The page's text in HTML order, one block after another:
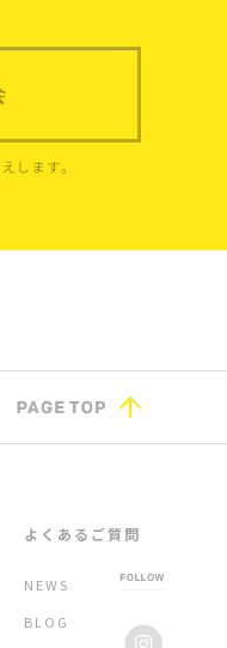
よくあるご質問
NEWS
BLOG